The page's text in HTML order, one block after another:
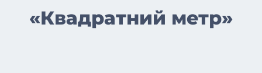
«Квадратний метр»